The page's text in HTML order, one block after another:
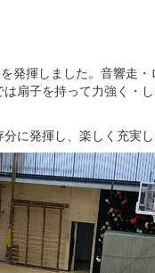
揮しました。音響走
子を持って力強く・
に発揮し、楽しく充実し